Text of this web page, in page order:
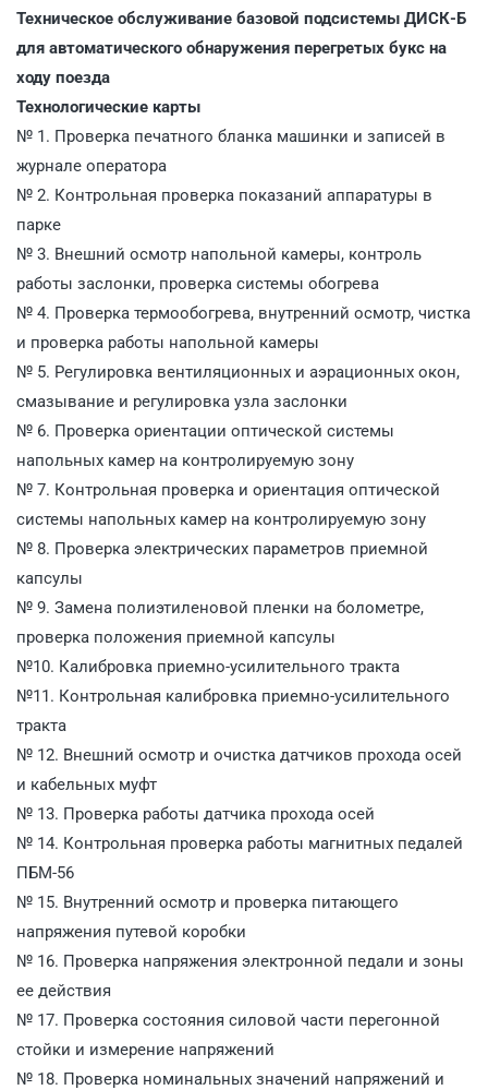
Техническое обслуживание базовой подсистемы ДИСК-Б
для автоматического обнаружения перегретых букс на
ходу поезда
Технологические карты
№ 1. Проверка печатного бланка машинки и записей в
журнале оператора
№ 2. Контрольная проверка показаний аппаратуры в
парке
№ 3. Внешний осмотр напольной камеры, контроль
работы заслонки, проверка системы обогрева
№ 4. Проверка термообогрева, внутренний осмотр, чистка
и проверка работы напольной камеры
№ 5. Регулировка вентиляционных и аэрационных окон,
смазывание и регулировка узла заслонки
№ 6. Проверка ориентации оптической системы
напольных камер на контролируемую зону
№ 7. Контрольная проверка и ориентация оптической
системы напольных камер на контролируемую зону
№ 8. Проверка электрических параметров приемной
капсулы
№ 9. Замена полиэтиленовой пленки на болометре,
проверка положения приемной капсулы
№10. Калибровка приемно-усилительного тракта
№11. Контрольная калибровка приемно-усилительного
тракта
№ 12. Внешний осмотр и очистка датчиков прохода осей
и кабельных муфт
№ 13. Проверка работы датчика прохода осей
№ 14. Контрольная проверка работы магнитных педалей
ПБМ-56
№ 15. Внутренний осмотр и проверка питающего
напряжения путевой коробки
№ 16. Проверка напряжения электронной педали и зоны
ее действия
№ 17. Проверка состояния силовой части перегонной
стойки и измерение напряжений
№ 18. Проверка номинальных значений напряжений и